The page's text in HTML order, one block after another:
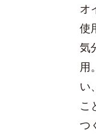
オ
使
気
用
い
こ
つ